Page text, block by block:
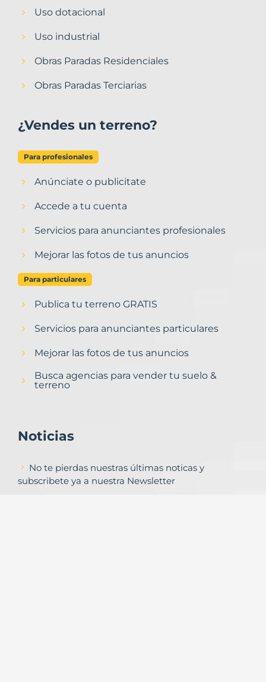
Uso dotacional
Uso industrial
Obras Paradas Residenciales
Obras Paradas Terciarias
¿Vendes un terreno?
Para profesionales
Anúnciate o publicitate
Accede a tu cuenta
Servicios para anunciantes profesionales
Mejorar las fotos de tus anuncios
Para particulares
Publica tu terreno GRATIS
Servicios para anunciantes particulares
Mejorar las fotos de tus anuncios
Busca agencias para vender tu suelo &
terreno
Noticias
No te pierdas nuestras últimas noticas y
subscribete ya a nuestra Newsletter